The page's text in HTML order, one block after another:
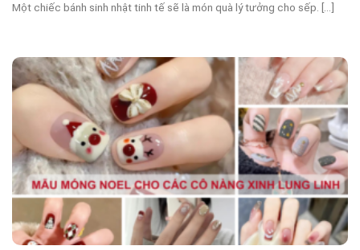
Một chiếc bánh sinh nhật tinh tế sẽ là món quà lý tưởng cho sếp. [...]